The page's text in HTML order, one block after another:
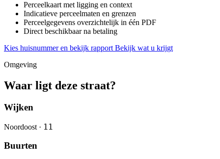
Perceelkaart met ligging en context
Indicatieve perceelmaten en grenzen
Perceelgegevens overzichtelijk in één PDF
Direct beschikbaar na betaling
Kies huisnummer en bekijk rapport Bekijk wat u krijgt
Omgeving
Waar ligt deze straat?
Wijken
Noordoost · 11
Buurten